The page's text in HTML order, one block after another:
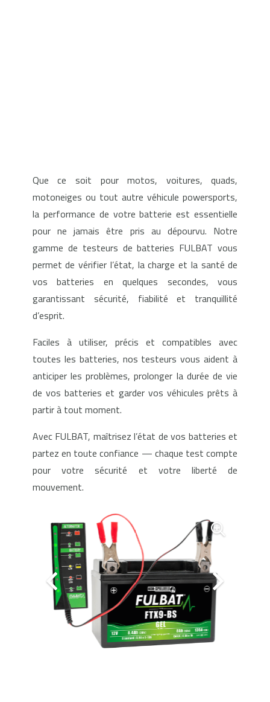
Que ce soit pour motos, voitures, quads,
motoneiges ou tout autre véhicule powersports,
la performance de votre batterie est essentielle
pour ne jamais être pris au dépourvu. Notre
gamme de testeurs de batteries FULBAT vous
permet de vérifier l’état, la charge et la santé de
vos batteries en quelques secondes, vous
garantissant sécurité, fiabilité et tranquillité
d’esprit.
Faciles à utiliser, précis et compatibles avec
toutes les batteries, nos testeurs vous aident à
anticiper les problèmes, prolonger la durée de vie
de vos batteries et garder vos véhicules prêts à
partir à tout moment.
Avec FULBAT, maîtrisez l’état de vos batteries et
partez en toute confiance — chaque test compte
pour votre sécurité et votre liberté de
mouvement.